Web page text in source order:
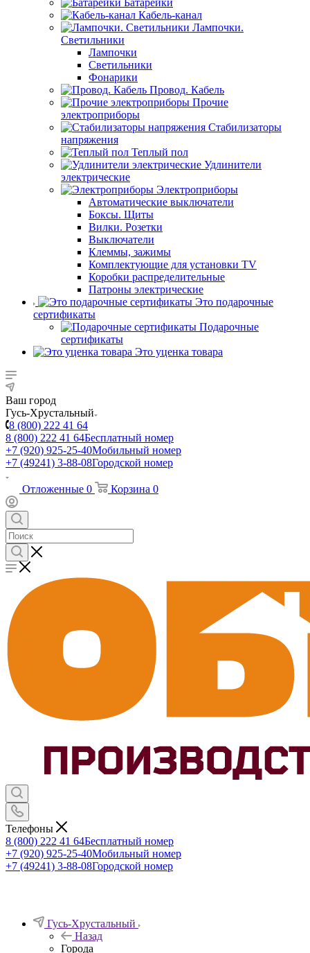
Батарейки
Кабель-канал
Лампочки.
Светильники
Лампочки
Светильники
Фонарики
Провод. Кабель
Прочие
электроприборы
Стабилизаторы
напряжения
Теплый пол
Удлинители
электрические
Электроприборы
Автоматические выключатели
Боксы. Щиты
Вилки. Розетки
Выключатели
Клеммы, зажимы
Комплектующие для установки TV
Коробки распределительные
Патроны электрические
Это подарочные
сертификаты
Подарочные
сертификаты
Это уценка товара
Ваш город
Гусь-Хрустальный
8 (800) 222 41 64
8 (800) 222 41 64Бесплатный номер
+7 (920) 925-25-40Мобильный номер
+7 (49241) 3-88-08Городской номер
Отложенные 0 Корзина 0
Телефоны
8 (800) 222 41 64Бесплатный номер
+7 (920) 925-25-40Мобильный номер
+7 (49241) 3-88-08Городской номер
Гусь-Хрустальный
Назад
Города